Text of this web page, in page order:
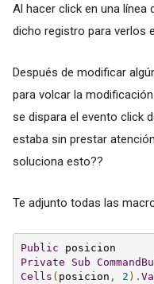
Al hacer click en una línea
dicho registro para verlos
Después de modificar
para volcar la
se dispara el evento click
estaba sin prestar
soluciona esto??
Te adjunto todas las
Public
Private
Sub
Cells ( posicion , 2 ).